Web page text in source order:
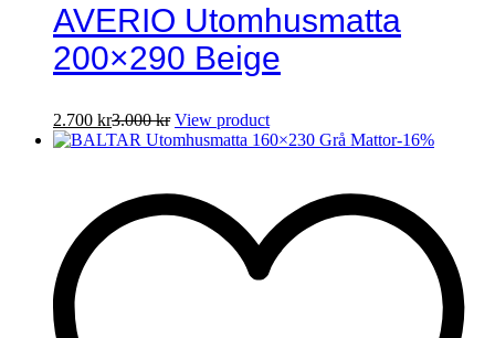
AVERIO Utomhusmatta
200×290 Beige
2.700 kr3.000kr View product
-16%